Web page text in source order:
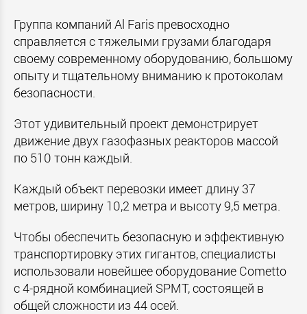
Группа компаний Al Faris превосходно
справляется с тяжелыми грузами благодаря
своему современному оборудованию, большому
опыту и тщательному вниманию к протоколам
безопасности.
Этот удивительный проект демонстрирует
движение двух газофазных реакторов массой
по 510 тонн каждый.
Каждый объект перевозки имеет длину 37
метров, ширину 10,2 метра и высоту 9,5 метра.
Чтобы обеспечить безопасную и эффективную
транспортировку этих гигантов, специалисты
использовали новейшее оборудование Cometto
с 4-рядной комбинацией SPMT, состоящей в
общей сложности из 44 осей.